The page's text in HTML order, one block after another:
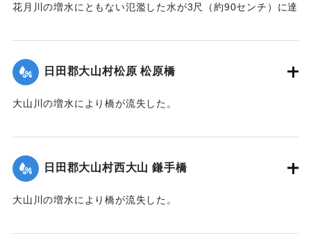
花月川の増水にともない氾濫した水が3尺（約90センチ）に達
｜固有コード:
日田郡大山村松原 松原橋
大山川の増水により橋が流失した。
｜固有コード:00330020
日田郡大山村西大山 鎌手橋
大山川の増水により橋が流失した。